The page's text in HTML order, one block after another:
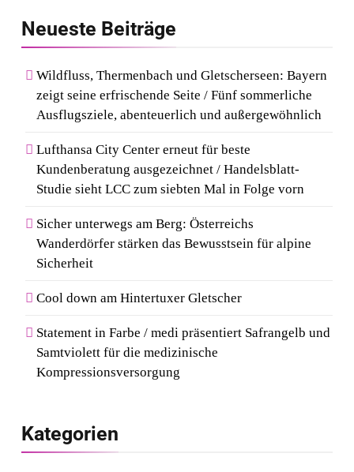
Neueste Beiträge
Wildfluss, Thermenbach und Gletscherseen: Bayern
zeigt seine erfrischende Seite / Fünf sommerliche
Ausflugsziele, abenteuerlich und außergewöhnlich
Lufthansa City Center erneut für beste
Kundenberatung ausgezeichnet / Handelsblatt-
Studie sieht LCC zum siebten Mal in Folge vorn
Sicher unterwegs am Berg: Österreichs
Wanderdörfer stärken das Bewusstsein für alpine
Sicherheit
Cool down am Hintertuxer Gletscher
Statement in Farbe / medi präsentiert Safrangelb und
Samtviolett für die medizinische
Kompressionsversorgung
Kategorien